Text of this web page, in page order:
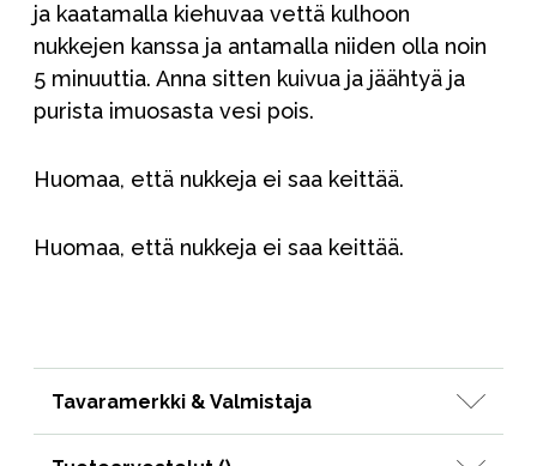
ja kaatamalla kiehuvaa vettä kulhoon
nukkejen kanssa ja antamalla niiden olla noin
5 minuuttia. Anna sitten kuivua ja jäähtyä ja
purista imuosasta vesi pois.
Huomaa, että nukkeja ei saa keittää.
Huomaa, että nukkeja ei saa keittää.
Tavaramerkki & Valmistaja